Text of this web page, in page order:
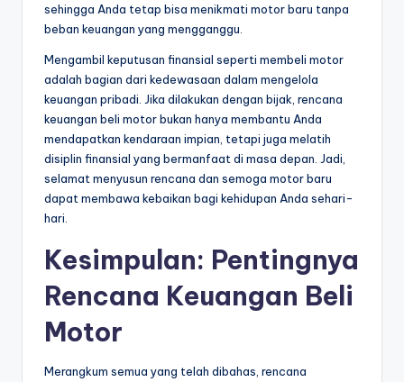
sehingga Anda tetap bisa menikmati motor baru tanpa
beban keuangan yang mengganggu.
Mengambil keputusan finansial seperti membeli motor
adalah bagian dari kedewasaan dalam mengelola
keuangan pribadi. Jika dilakukan dengan bijak, rencana
keuangan beli motor bukan hanya membantu Anda
mendapatkan kendaraan impian, tetapi juga melatih
disiplin finansial yang bermanfaat di masa depan. Jadi,
selamat menyusun rencana dan semoga motor baru
dapat membawa kebaikan bagi kehidupan Anda sehari-
hari.
Kesimpulan: Pentingnya
Rencana Keuangan Beli
Motor
Merangkum semua yang telah dibahas, rencana